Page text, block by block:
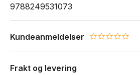
9788249531073
Kundeanmeldelser 0.0 star rating
Frakt og levering